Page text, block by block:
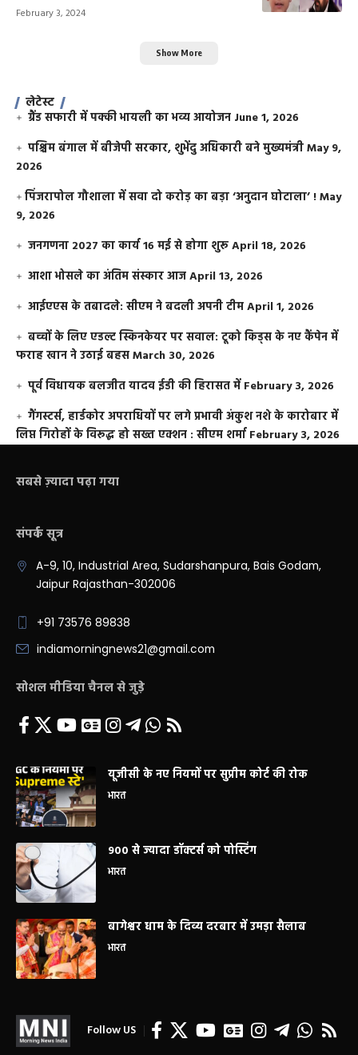
February 3, 2024
Show More
लेटेस्ट
ग्रैंड सफारी में पक्की भायली का भव्य आयोजन June 1, 2026
पश्चिम बंगाल में बीजेपी सरकार, शुभेंदु अधिकारी बने मुख्यमंत्रीMay 9,
2026
​पिंजरापोल गौशाला में सवा दो करोड़ का बड़ा ‘अनुदान घोटाला’ !May
9, 2026
जनगणना 2027 का कार्य 16 मई से होगा शुरूApril 18, 2026
आशा भोसले का अंतिम संस्कार आजApril 13, 2026
आईएएस के तबादले: सीएम ने बदली अपनी टीमApril 1, 2026
बच्चों के लिए एडल्ट स्किनकेयर पर सवाल: टूको किड्स के नए कैंपेन में
फराह खान ने उठाई बहसMarch 30, 2026
पूर्व विधायक बलजीत यादव ईडी की हिरासत में February 3, 2026
गैंगस्टर्स, हार्डकोर अपराधियों पर लगे प्रभावी अंकुश नशे के कारोबार में
लिप्त गिरोहों के विरूद्ध हो सख्त एक्शन : सीएम शर्मा February 3, 2026
सबसे ज़्यादा पढ़ा गया
संपर्क सूत्र
A-9, 10, Industrial Area, Sudarshanpura, Bais Godam,
Jaipur Rajasthan-302006
+91 73576 89838
indiamorningnews21@gmail.com
सोशल मीडिया चैनल से जुड़े
यूजीसी के नए नियमों पर सुप्रीम कोर्ट की रोक
भारत
900 से ज्यादा डॉक्टर्स को पोस्टिंग
भारत
बागेश्वर धाम के दिव्य दरबार में उमड़ा सैलाब
भारत
Follow US